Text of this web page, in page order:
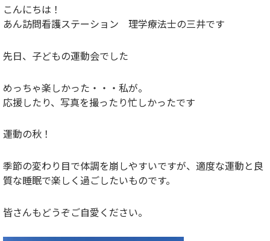
こんにちは！
あん訪問看護ステーション 理学療法士の三井です
先日、子どもの運動会でした
めっちゃ楽しかった・・・私が。
応援したり、写真を撮ったり忙しかったです
運動の秋！
季節の変わり目で体調を崩しやすいですが、適度な運動と良
質な睡眠で楽しく過ごしたいものです。
皆さんもどうぞご自愛ください。